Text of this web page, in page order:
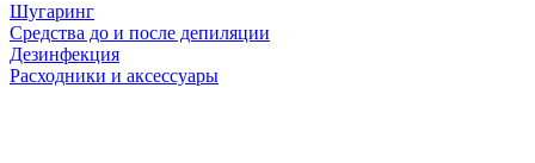
Шугаринг
Средства до и после депиляции
Дезинфекция
Расходники и аксессуары